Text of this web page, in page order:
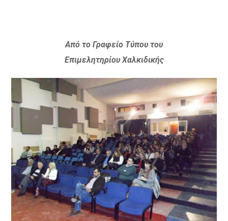
Από το Γραφείο Τύπου του
Επιμελητηρίου Χαλκιδικής